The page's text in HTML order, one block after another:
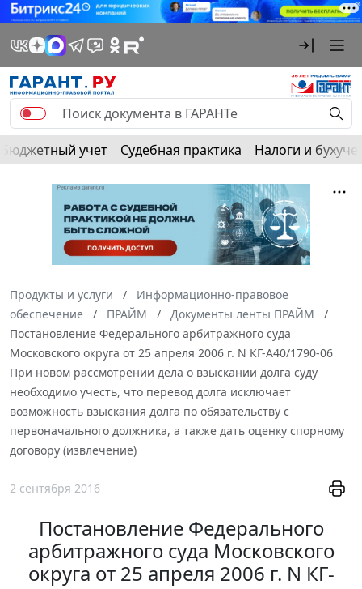
Бюджетный учет Судебная практика Налоги и
Продукты и услуги
Информационно-правовое
обеспечение
ПРАЙМ
Документы ленты ПРАЙМ
Постановление Федерального арбитражного суда
Московского округа от 25 апреля 2006 г. N КГ-А40/1790-06
При новом рассмотрении дела о взыскании долга суду
необходимо учесть, что перевод долга исключает
возможность взыскания долга по обязательству с
первоначального должника, а также дать оценку спорному
договору (извлечение)
2 сентября 2016
Постановление Федерального
арбитражного суда Московского
округа от 25 апреля 2006 г. N КГ-